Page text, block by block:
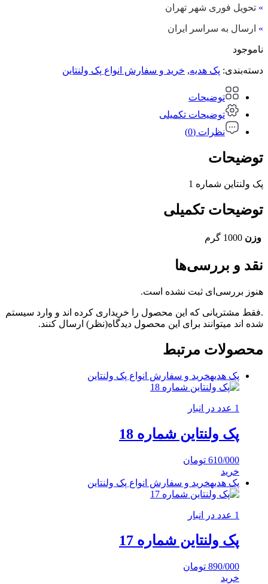
» تحویل فوری شهر تهران
» ارسال به سراسر ایران
ناموجود
دسته‌بندی: پک هدیه, خرید و سفارش انواع پک ولنتاین
توضیحات
توضیحات تکمیلی
نظرات (0)
توضیحات
پک ولنتاین شماره 1
توضیحات تکمیلی
وزن 1000 گرم
نقد و بررسی‌ها
هنوز بررسی‌ای ثبت نشده است.
.فقط مشتریانی که این محصول را خریداری کرده اند و وارد سیستم
شده اند میتوانند برای این محصول دیدگاه(نظر) ارسال کنند.
محصولات مرتبط
پک هدیهخرید و سفارش انواع پک ولنتاین
1 عدد در انبار
پک ولنتاین شماره 18
610/000 تومان
خرید
پک هدیهخرید و سفارش انواع پک ولنتاین
1 عدد در انبار
پک ولنتاین شماره 17
890/000 تومان
خرید